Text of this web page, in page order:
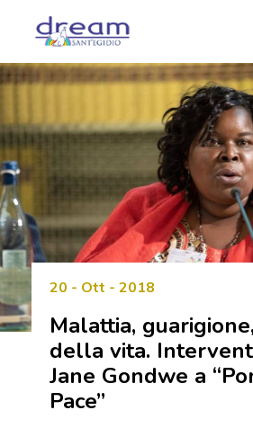
20 - Ott - 2018
Malattia,
della vita.
Jane Gondwe a
Pace”